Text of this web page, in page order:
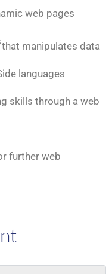
web pages
manipulates data
languages
skills through a web
further web